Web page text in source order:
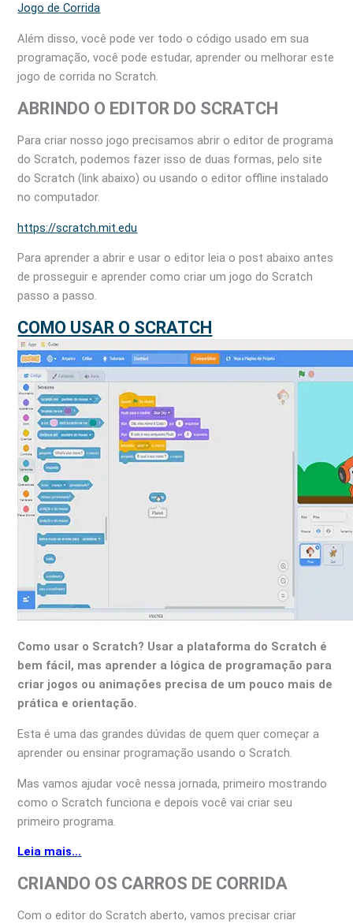
Jogo de Corrida
Além disso, você pode ver todo o código usado em sua
programação, você pode estudar, aprender ou melhorar este
jogo de corrida no Scratch.
ABRINDO O EDITOR DO SCRATCH
Para criar nosso jogo precisamos abrir o editor de programa
do Scratch, podemos fazer isso de duas formas, pelo site
do Scratch (link abaixo) ou usando o editor offline instalado
no computador.
https://scratch.mit.edu
Para aprender a abrir e usar o editor leia o post abaixo antes
de prosseguir e aprender como criar um jogo do Scratch
passo a passo.
COMO USAR O SCRATCH
Como usar o Scratch? Usar a plataforma do Scratch é
bem fácil, mas aprender a lógica de programação para
criar jogos ou animações precisa de um pouco mais de
prática e orientação.
Esta é uma das grandes dúvidas de quem quer começar a
aprender ou ensinar programação usando o Scratch.
Mas vamos ajudar você nessa jornada, primeiro mostrando
como o Scratch funciona e depois você vai criar seu
primeiro programa.
Leia mais…
CRIANDO OS CARROS DE CORRIDA
Com o editor do Scratch aberto, vamos precisar criar